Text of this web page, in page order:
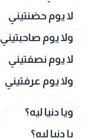
لا يوم حضنتيني
ولا يوم صاحبتيني
لا يوم نصفتيني
ولا يوم عرفتيني
ويا دنيا ليه؟
يا دنيا ليه؟